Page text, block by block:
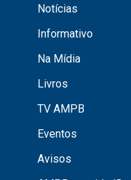
Notícias
Informativo
Na Mídia
Livros
TV AMPB
Eventos
Avisos